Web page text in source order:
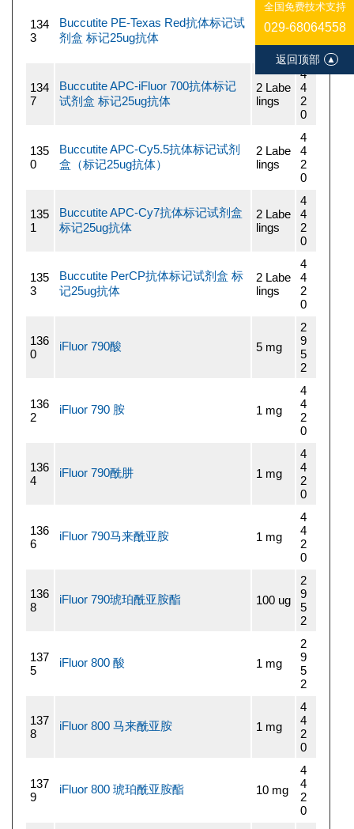
134
3
Buccutite PE-Texas Red抗体标记试
剂盒 标记25ug抗体
2 Labe
4
4
134
7
Buccutite APC-iFluor 700抗体标记
试剂盒 标记25ug抗体
2 Labe
lings
4
4
2
0
135
0
Buccutite APC-Cy5.5抗体标记试剂
盒（标记25ug抗体）
2 Labe
lings
4
4
2
0
135
1
Buccutite APC-Cy7抗体标记试剂盒
标记25ug抗体
2 Labe
lings
4
4
2
0
135
3
Buccutite PerCP抗体标记试剂盒 标
记25ug抗体
2 Labe
lings
4
4
2
0
136
0
iFluor 790酸 5 mg
2
9
5
2
136
2
iFluor 790 胺 1 mg
4
4
2
0
136
4
iFluor 790酰肼 1 mg
4
4
2
0
136
6
iFluor 790马来酰亚胺 1 mg
4
4
2
0
136
8
iFluor 790琥珀酰亚胺酯 100 ug
2
9
5
2
137
5
iFluor 800 酸 1 mg
2
9
5
2
137
8
iFluor 800 马来酰亚胺 1 mg
4
4
2
0
137
9
iFluor 800 琥珀酰亚胺酯 10 mg
4
4
2
0
全国免费技术支持
029-68064558
返回顶部 ▲